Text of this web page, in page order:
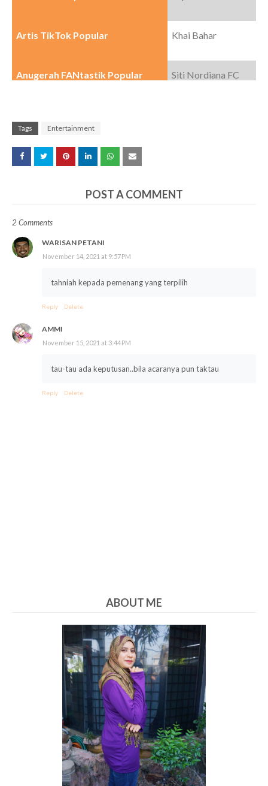
Artis TikTok Popular Khai Bahar
Anugerah FANtastik Popular Siti Nordiana FC
Tags Entertainment
POST A COMMENT
2 Comments
WARISAN PETANI
November 14, 2021 at 9:57 PM
tahniah kepada pemenang yang terpilih
Reply Delete
AMMI
November 15, 2021 at 3:44 PM
tau-tau ada keputusan..bila acaranya pun taktau
Reply Delete
ABOUT ME